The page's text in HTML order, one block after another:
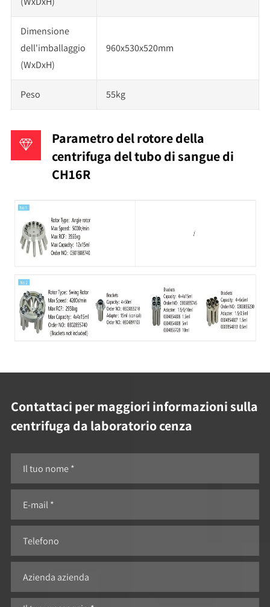
Dimensione
dell'imballaggio
(WxDxH)
960x530x520mm
Peso 55kg
Parametro del rotore della
centrifuga del tubo di sangue di
CH16R
Contattaci per maggiori informazioni sulla
centrifuga da laboratorio cenza